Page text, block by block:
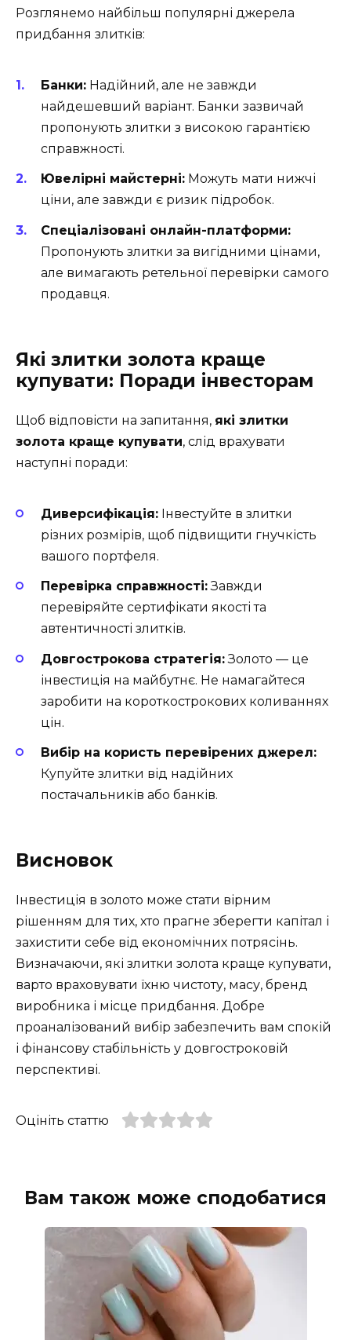
Розглянемо найбільш популярні джерела
придбання злитків:
Банки: Надійний, але не завжди
найдешевший варіант. Банки зазвичай
пропонують злитки з високою гарантією
справжності.
Ювелірні майстерні: Можуть мати нижчі
ціни, але завжди є ризик підробок.
Спеціалізовані онлайн-платформи:
Пропонують злитки за вигідними цінами,
але вимагають ретельної перевірки самого
продавця.
Які злитки золота краще
купувати: Поради інвесторам
Щоб відповісти на запитання, які злитки
золота краще купувати, слід врахувати
наступні поради:
Диверсифікація: Інвестуйте в злитки
різних розмірів, щоб підвищити гнучкість
вашого портфеля.
Перевірка справжності:Завжди
перевіряйте сертифікати якості та
автентичності злитків.
Довгострокова стратегія:Золото — це
інвестиція на майбутнє. Не намагайтеся
заробити на короткострокових коливаннях
цін.
Вибір на користь перевірених джерел:
Купуйте злитки від надійних
постачальників або банків.
Висновок
Інвестиція в золото може стати вірним
рішенням для тих, хто прагне зберегти капітал і
захистити себе від економічних потрясінь.
Визначаючи, які злитки золота краще купувати,
варто враховувати їхню чистоту, масу, бренд
виробника і місце придбання. Добре
проаналізований вибір забезпечить вам спокій
і фінансову стабільність у довгостроковій
перспективі.
Оцініть статтю
Вам також може сподобатися